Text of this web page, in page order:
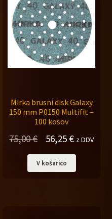
Mirka brusni disk Galaxy
150 mm P0150 Multifit –
100 kosov
75,00€
Izvirna
cena
je
56,25 €Trenutna
cena
je:
z DDV
V košarico